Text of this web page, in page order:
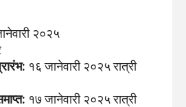
२०२५
१६ जानेवारी २०२५ रात्री
१७ जानेवारी २०२५ रात्री